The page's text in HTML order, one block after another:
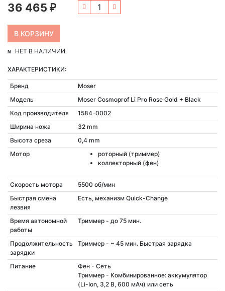
36 465 ₽
НЕТ В НАЛИЧИИ
ХАРАКТЕРИСТИКИ:
Бренд
Moser
Модель
Moser Cosmoprof Li Pro Rose Gold + Black
Код производителя
1584-0002
Ширина ножа
32 mm
Высота среза
0,4 mm
Мотор
роторный (триммер)
коллекторный (фен)
Скорость мотора
5500 об/мин
Быстрая смена
лезвия
Есть, механизм Quick-Change
Время автономной
работы
Триммер - до 75 мин.
Продолжительность
зарядки
Триммер - ~ 45 мин. Быстрая зарядка
Питание
Фен - Сеть
Триммер - Комбинированное: аккумулятор
(Li-Ion, 3,2 В, 600 мАч) или сеть